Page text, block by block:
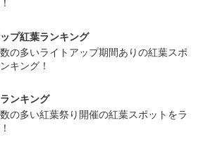
プ紅葉ランキング
の多いライトアップ期間ありの紅葉スポ
キング！
ンキング
の多い紅葉祭り開催の紅葉スポットをラ